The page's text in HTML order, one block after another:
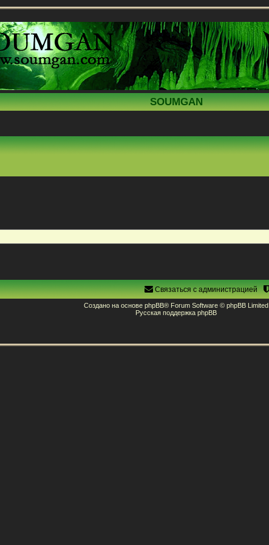
SOUMGAN
Связаться с администрацией
Создано на основе phpBB® Forum Software © phpBB Limited
Русская поддержка phpBB